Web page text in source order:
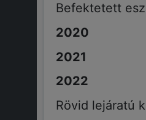
Befektetett
Rövid lejáratú